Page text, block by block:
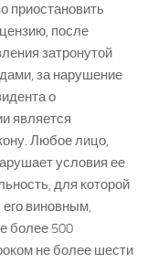
приостановить
после
затронутой
за нарушение
о
является
Любое лицо,
условия ее
для которой
виновным,
более 500
не более шести